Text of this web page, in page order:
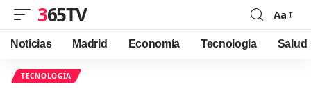
365TV
Font
Resizer
Aa
Noticias Madrid Economía Tecnología Salud
TECNOLOGÍA